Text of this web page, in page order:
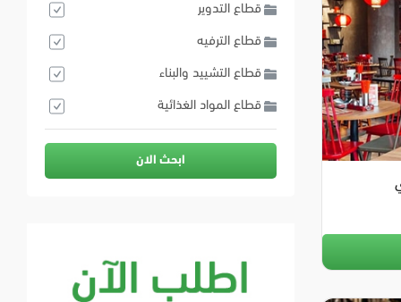
قطاع التدوير
قطاع الترفيه
قطاع التشييد والبناء
قطاع المواد الغذائية
ابحث الان